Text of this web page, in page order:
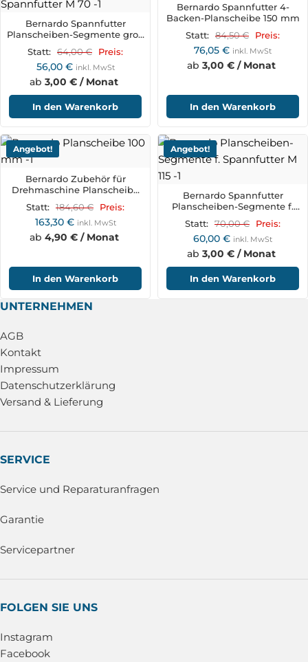
Bernardo Spannfutter
Planscheiben-Segmente groß
Statt: 64,00€ Preis:
56,00 € inkl. MwSt
ab 3,00 € / Monat
In den Warenkorb
Bernardo Spannfutter 4-
Backen-Planscheibe 150 mm
Statt: 84,50€ Preis:
76,05 € inkl. MwSt
ab 3,00 € / Monat
In den Warenkorb
Angebot!
Bernardo Zubehör für
Drehmaschine Planscheibe
Statt: 184,60€ Preis:
163,30 € inkl. MwSt
ab 4,90 € / Monat
In den Warenkorb
Angebot!
Bernardo Spannfutter
Planscheiben-Segmente f.
Statt: 70,00€ Preis:
60,00 € inkl. MwSt
ab 3,00 € / Monat
In den Warenkorb
UNTERNEHMEN
AGB
Kontakt
Impressum
Datenschutzerklärung
Versand & Lieferung
SERVICE
Service und Reparaturanfragen
Garantie
Servicepartner
FOLGEN SIE UNS
Instagram
Facebook